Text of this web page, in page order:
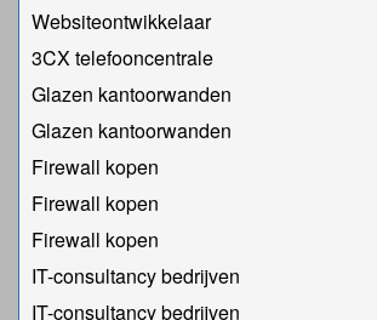
Websiteontwikkelaar
3CX telefooncentrale
Glazen kantoorwanden
Glazen kantoorwanden
Firewall kopen
Firewall kopen
Firewall kopen
IT-consultancy bedrijven
IT-consultancy bedrijven